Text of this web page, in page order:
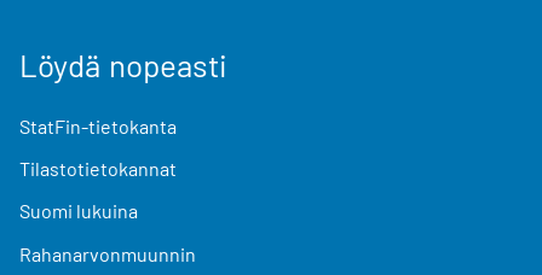
Löydä nopeasti
StatFin-tietokanta
Tilastotietokannat
Suomi lukuina
Rahanarvonmuunnin